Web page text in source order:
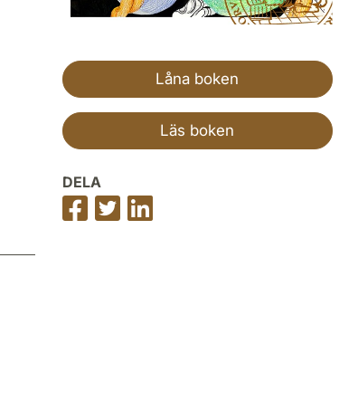
Låna boken
Läs boken
DELA
Dela
på
Dela
på
på